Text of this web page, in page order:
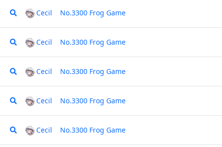
Cecil No.3300 Frog Game
Cecil No.3300 Frog Game
Cecil No.3300 Frog Game
Cecil No.3300 Frog Game
Cecil No.3300 Frog Game